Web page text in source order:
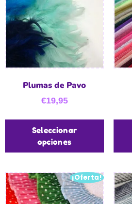
Plumas de Pavo
€19,95
Seleccionar
opciones
¡Oferta!